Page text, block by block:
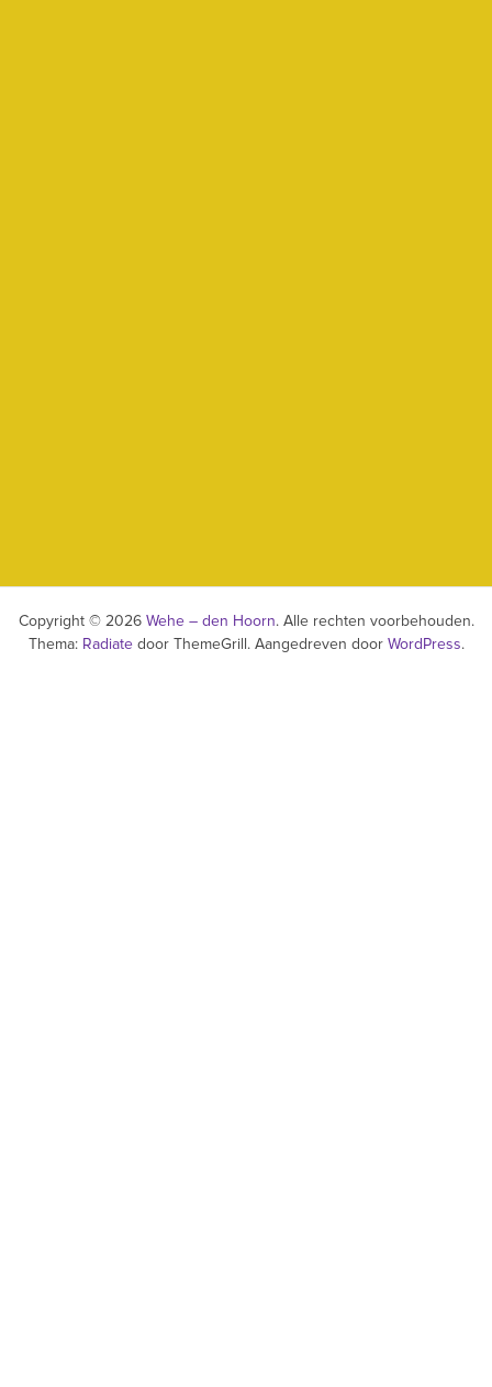
Copyright © 2026 Wehe – den Hoorn. Alle rechten voorbehouden.
Thema: Radiatedoor ThemeGrill. Aangedreven door WordPress.